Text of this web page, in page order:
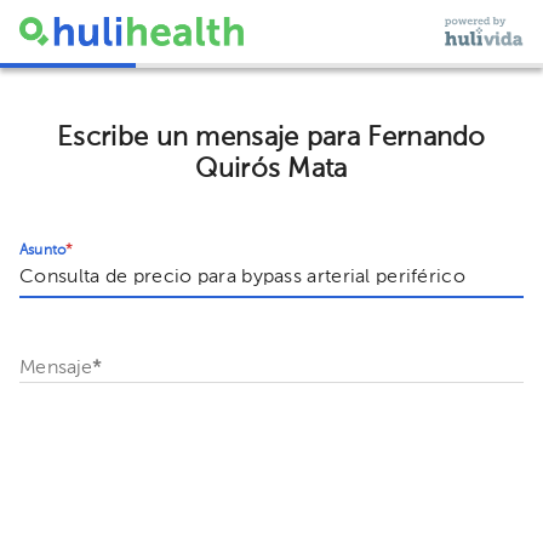
Escribe un mensaje para Fernando
Quirós Mata
Asunto*
Mensaje*